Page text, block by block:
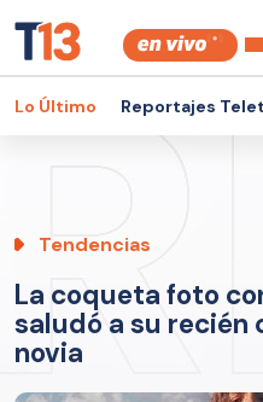
Lo Último Reportajes
Tendencias
La coqueta foto
saludó a su
novia